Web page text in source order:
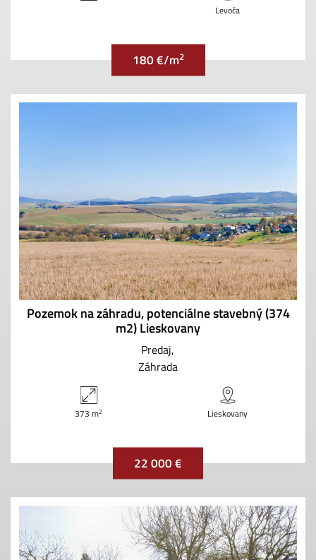
Levoča
180 €/m2
Pozemok na záhradu, potenciálne stavebný (374
m2) Lieskovany
Predaj
Záhrada
373 m2 Lieskovany
22 000 €